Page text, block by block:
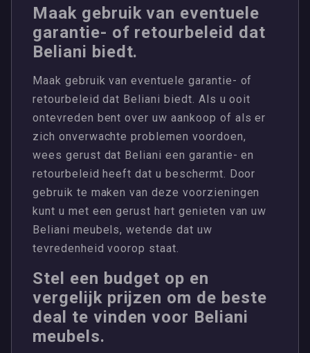
Maak gebruik van eventuele
garantie- of retourbeleid dat
Beliani biedt.
Maak gebruik van eventuele garantie- of
retourbeleid dat Beliani biedt. Als u ooit
ontevreden bent over uw aankoop of als er
zich onverwachte problemen voordoen,
wees gerust dat Beliani een garantie- en
retourbeleid heeft dat u beschermt. Door
gebruik te maken van deze voorzieningen
kunt u met een gerust hart genieten van uw
Beliani meubels, wetende dat uw
tevredenheid voorop staat.
Stel een budget op en
vergelijk prijzen om de beste
deal te vinden voor Beliani
meubels.